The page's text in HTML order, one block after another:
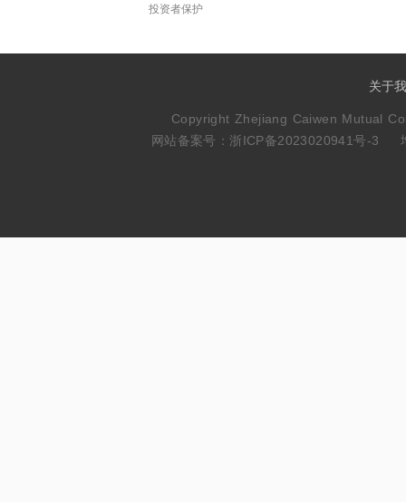
投资者保护
关于
Copyright Zhejiang Caiwen Mutual
网站备案号：浙ICP备2023020941号-3